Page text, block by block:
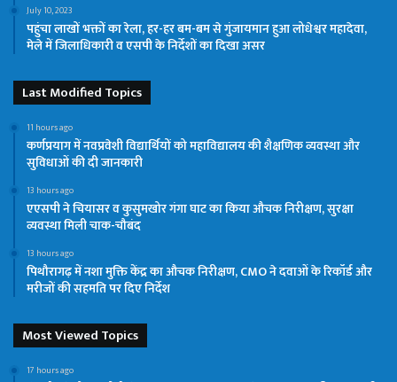
July 10, 2023
पहुंचा लाखों भक्तों का रेला, हर-हर बम-बम से गुंजायमान हुआ लोधेश्वर महादेवा,
मेले में जिलाधिकारी व एसपी के निर्देशों का दिखा असर
Last Modified Topics
11 hours ago
कर्णप्रयाग में नवप्रवेशी विद्यार्थियों को महाविद्यालय की शैक्षणिक व्यवस्था और
सुविधाओं की दी जानकारी
13 hours ago
एएसपी ने चियासर व कुसुमखोर गंगा घाट का किया औचक निरीक्षण, सुरक्षा
व्यवस्था मिली चाक-चौबंद
13 hours ago
पिथौरागढ़ में नशा मुक्ति केंद्र का औचक निरीक्षण, CMO ने दवाओं के रिकॉर्ड और
मरीजों की सहमति पर दिए निर्देश
Most Viewed Topics
17 hours ago